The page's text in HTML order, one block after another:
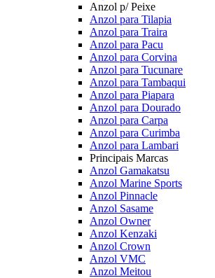
Anzol p/ Peixe
Anzol para Tilapia
Anzol para Traira
Anzol para Pacu
Anzol para Corvina
Anzol para Tucunare
Anzol para Tambaqui
Anzol para Piapara
Anzol para Dourado
Anzol para Carpa
Anzol para Curimba
Anzol para Lambari
Principais Marcas
Anzol Gamakatsu
Anzol Marine Sports
Anzol Pinnacle
Anzol Sasame
Anzol Owner
Anzol Kenzaki
Anzol Crown
Anzol VMC
Anzol Meitou